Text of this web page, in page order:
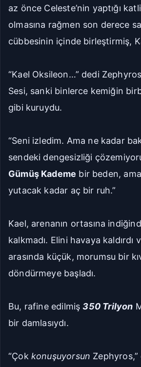
az önce Celeste’nin yaptığı
olmasına rağmen son derece
cübbesinin içinde birleştirmiş,
“Kael Oksileon…” dedi
Sesi, sanki binlerce kemiğin
gibi kuruydu.
“Seni izledim. Ama ne kadar
sendeki dengesizliği
Gümüş Kademe bir beden,
yutacak kadar aç bir ruh.”
Kael, arenanın ortasına
kalkmadı. Elini havaya kaldırdı
arasında küçük, morumsu bir
döndürmeye başladı.
Bu, rafine edilmiş350 Trilyon
bir damlasıydı.
“Çok konuşuyorsun